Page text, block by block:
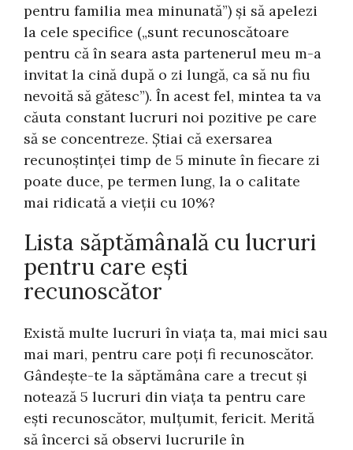
pentru familia mea minunată”) și să apelezi
la cele specifice („sunt recunoscătoare
pentru că în seara asta partenerul meu m-a
invitat la cină după o zi lungă, ca să nu fiu
nevoită să gătesc”). În acest fel, mintea ta va
căuta constant lucruri noi pozitive pe care
să se concentreze. Știai că exersarea
recunoștinței timp de 5 minute în fiecare zi
poate duce, pe termen lung, la o calitate
mai ridicată a vieții cu 10%?
Lista săptămânală cu lucruri
pentru care ești
recunoscător
Există multe lucruri în viața ta, mai mici sau
mai mari, pentru care poți fi recunoscător.
Gândește-te la săptămâna care a trecut și
notează 5 lucruri din viața ta pentru care
ești recunoscător, mulțumit, fericit. Merită
să încerci să observi lucrurile în